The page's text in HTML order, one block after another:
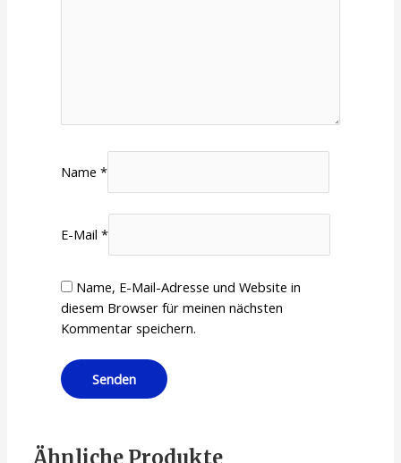
Name*
E-Mail*
Name, E-Mail-Adresse und Website in
diesem Browser für meinen nächsten
Kommentar speichern.
Ähnliche Produkte